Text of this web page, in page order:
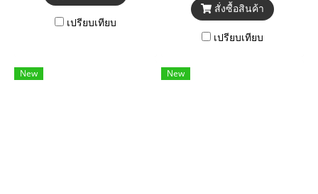
เปรียบเทียบ
สั่งซื้อสินค้า
เปรียบเทียบ
New New